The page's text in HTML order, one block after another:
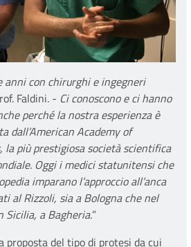
anni con chirurghi e ingegneri
Faldini. - Ci conoscono e ci hanno
perché la nostra esperienza è
dall’American Academy of
la più prestigiosa società scientifica
Oggi i medici statunitensi che
imparano l’approccio all’anca
al Rizzoli, sia a Bologna che nel
a Bagheria.”
proposta del tipo di protesi da cui